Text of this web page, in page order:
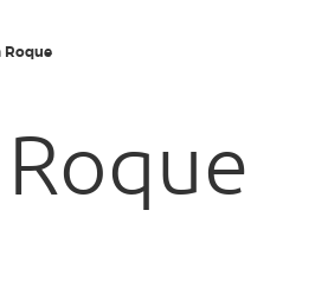
Roque